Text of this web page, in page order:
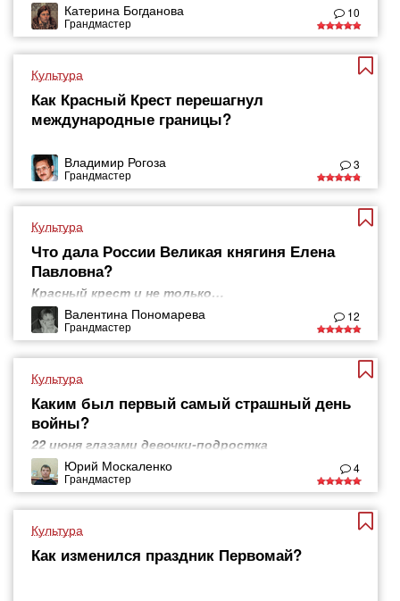
Катерина Богданова
Грандмастер
10
Культура
Как Красный Крест перешагнул
международные границы?
Владимир Рогоза
Грандмастер
3
Культура
Что дала России Великая княгиня Елена
Павловна?
Красный крест и не только…
Валентина Пономарева
Грандмастер
12
Культура
Каким был первый самый страшный день
войны?
22 июня глазами девочки-подростка
Юрий Москаленко
Грандмастер
4
Культура
Как изменился праздник Первомай?